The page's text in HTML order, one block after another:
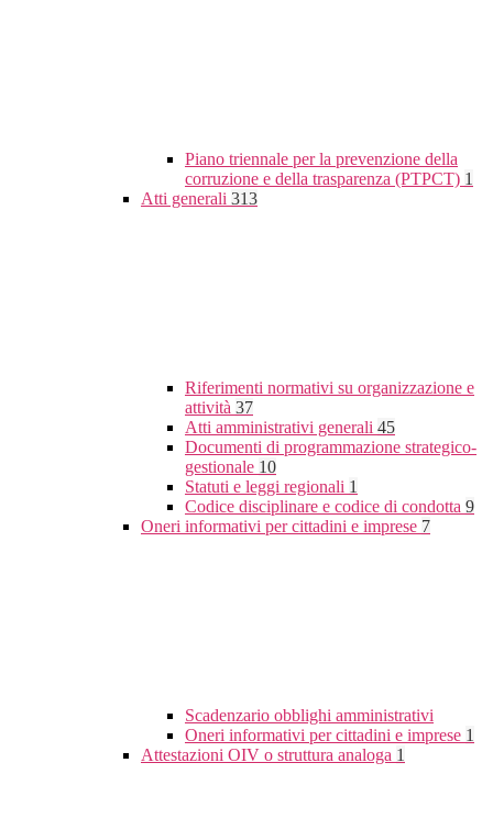
Piano triennale per la prevenzione della
corruzione e della trasparenza (PTPCT) 1
Atti generali 313
Riferimenti normativi su organizzazione e
attività 37
Atti amministrativi generali 45
Documenti di programmazione strategico-
gestionale 10
Statuti e leggi regionali 1
Codice disciplinare e codice di condotta 9
Oneri informativi per cittadini e imprese 7
Scadenzario obblighi amministrativi
Oneri informativi per cittadini e imprese 1
Attestazioni OIV o struttura analoga 1